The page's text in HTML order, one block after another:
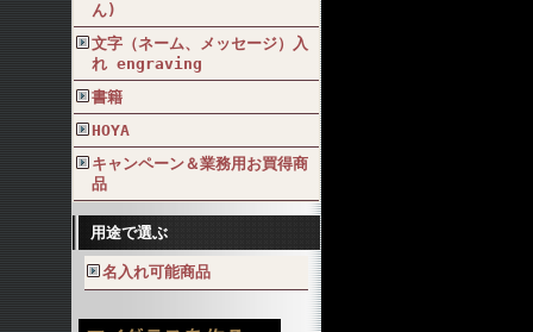
ん)
文字（ネーム、メッセージ）入
れ engraving
書籍
HOYA
キャンペーン＆業務用お買得商
品
用途で選ぶ
名入れ可能商品